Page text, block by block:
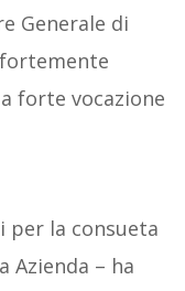
Generale di
forte vocazione
per la consueta
Azienda – ha